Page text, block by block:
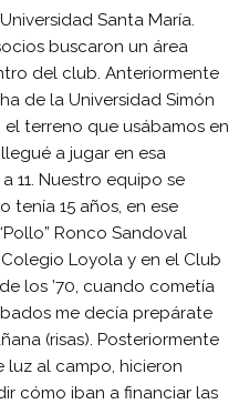
Santa María.
buscaron un área
del club. Anteriormente
de la Universidad Simón
el terreno que usábamos en
a jugar en esa
11. Nuestro equipo se
tenía 15 años, en ese
Ronco Sandoval
Colegio Loyola y en el Club
los ’70, cuando cometía
me decía prepárate
(risas). Posteriormente
luz al campo, hicieron
cómo iban a financiar las